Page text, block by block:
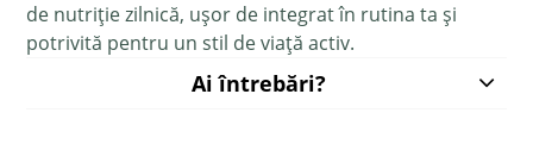
de nutriție zilnică, ușor de integrat în rutina ta și
potrivită pentru un stil de viață activ.
Ai întrebări?